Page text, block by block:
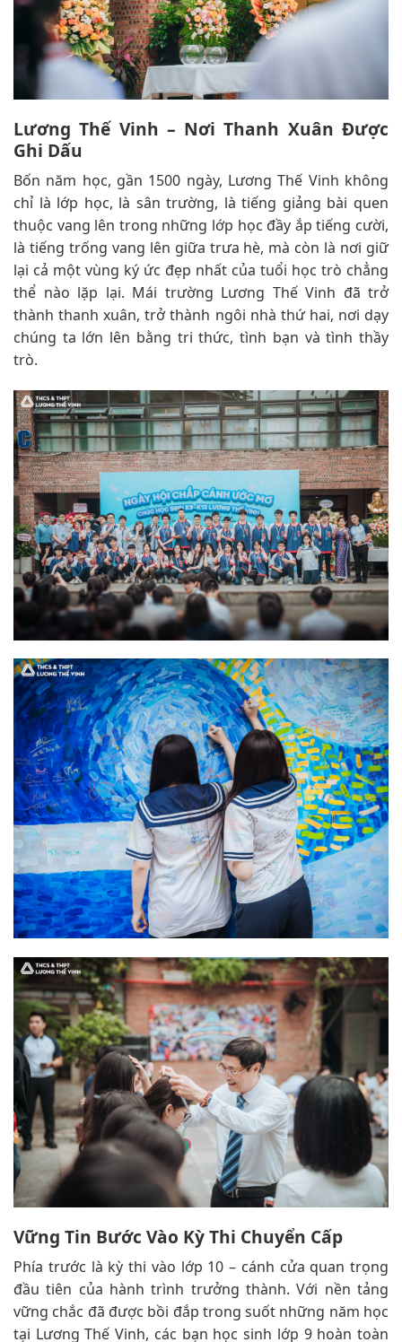
Lương Thế Vinh – Nơi Thanh Xuân Được
Ghi Dấu
Bốn năm học, gần 1500 ngày, Lương Thế Vinh không
chỉ là lớp học, là sân trường, là tiếng giảng bài quen
thuộc vang lên trong những lớp học đầy ắp tiếng cười,
là tiếng trống vang lên giữa trưa hè, mà còn là nơi giữ
lại cả một vùng ký ức đẹp nhất của tuổi học trò chẳng
thể nào lặp lại. Mái trường Lương Thế Vinh đã trở
thành thanh xuân, trở thành ngôi nhà thứ hai, nơi dạy
chúng ta lớn lên bằng tri thức, tình bạn và tình thầy
trò.
Vững Tin Bước Vào Kỳ Thi Chuyển Cấp
Phía trước là kỳ thi vào lớp 10 – cánh cửa quan trọng
đầu tiên của hành trình trưởng thành. Với nền tảng
vững chắc đã được bồi đắp trong suốt những năm học
tại Lương Thế Vinh, các bạn học sinh lớp 9 hoàn toàn